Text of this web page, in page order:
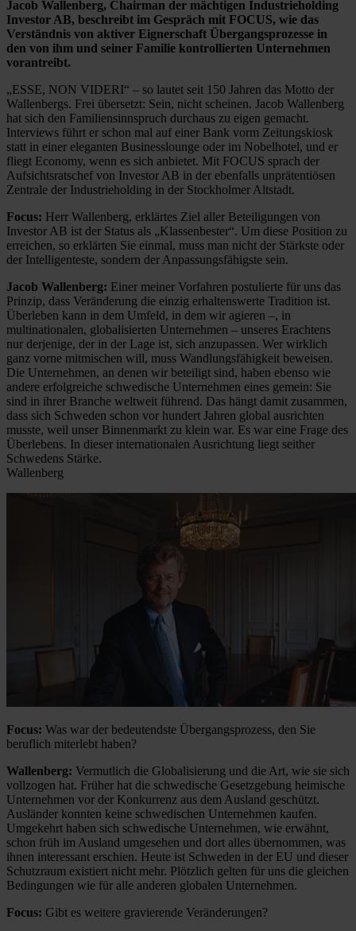
Jacob Wallenberg, Chairman der mächtigen Industrieholding
Investor AB, beschreibt im Gespräch mit FOCUS, wie das
Verständnis von aktiver Eignerschaft Übergangsprozesse in
den von ihm und seiner Familie kontrollierten Unternehmen
vorantreibt.
„ESSE, NON VIDERI“ – so lautet seit 150 Jahren das Motto der
Wallenbergs. Frei übersetzt: Sein, nicht scheinen. Jacob Wallenberg
hat sich den Familiensinnspruch durchaus zu eigen gemacht.
Interviews führt er schon mal auf einer Bank vorm Zeitungskiosk
statt in einer eleganten Businesslounge oder im Nobelhotel, und er
fliegt Economy, wenn es sich anbietet. Mit FOCUS sprach der
Aufsichtsratschef von Investor AB in der ebenfalls unprätentiösen
Zentrale der Industrieholding in der Stockholmer Altstadt.
Focus: Herr Wallenberg, erklärtes Ziel aller Beteiligungen von
Investor AB ist der Status als „Klassenbester“. Um diese Position zu
erreichen, so erklärten Sie einmal, muss man nicht der Stärkste oder
der Intelligenteste, sondern der Anpassungsfähigste sein.
Jacob Wallenberg: Einer meiner Vorfahren postulierte für uns das
Prinzip, dass Veränderung die einzig erhaltenswerte Tradition ist.
Überleben kann in dem Umfeld, in dem wir agieren –, in
multinationalen, globalisierten Unternehmen – unseres Erachtens
nur derjenige, der in der Lage ist, sich anzupassen. Wer wirklich
ganz vorne mitmischen will, muss Wandlungsfähigkeit beweisen.
Die Unternehmen, an denen wir beteiligt sind, haben ebenso wie
andere erfolgreiche schwedische Unternehmen eines gemein: Sie
sind in ihrer Branche weltweit führend. Das hängt damit zusammen,
dass sich Schweden schon vor hundert Jahren global ausrichten
musste, weil unser Binnenmarkt zu klein war. Es war eine Frage des
Überlebens. In dieser internationalen Ausrichtung liegt seither
Schwedens Stärke.
Wallenberg
Focus: Was war der bedeutendste Übergangsprozess, den Sie
beruflich miterlebt haben?
Wallenberg: Vermutlich die Globalisierung und die Art, wie sie sich
vollzogen hat. Früher hat die schwedische Gesetzgebung heimische
Unternehmen vor der Konkurrenz aus dem Ausland geschützt.
Ausländer konnten keine schwedischen Unternehmen kaufen.
Umgekehrt haben sich schwedische Unternehmen, wie erwähnt,
schon früh im Ausland umgesehen und dort alles übernommen, was
ihnen interessant erschien. Heute ist Schweden in der EU und dieser
Schutzraum existiert nicht mehr. Plötzlich gelten für uns die gleichen
Bedingungen wie für alle anderen globalen Unternehmen.
Focus: Gibt es weitere gravierende Veränderungen?